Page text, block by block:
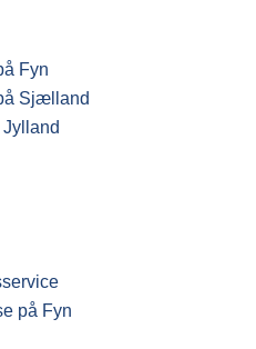
Fyn
Sjælland
på Fyn